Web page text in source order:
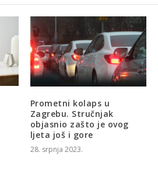
Prometni kolaps u
Zagrebu. Stručnjak
objasnio zašto je ovog
ljeta još i gore
28. srpnja 2023.